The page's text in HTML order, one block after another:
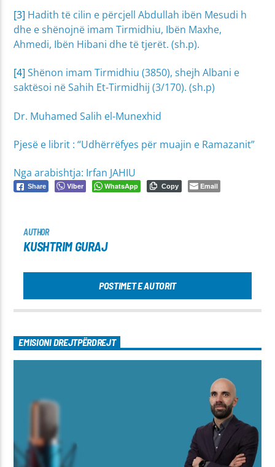
[3] Hadith të cilin e përcjell Abdullah ibën Mesudi h
dhe e shënojnë imam Tirmidhiu, Ibën Maxhe,
Ahmedi, Ibën Hibani dhe të tjerët. (sh.p).
[4] Shënon imam Tirmidhiu (3850), shejh Albani e
saktësoi në Sahih Et-Tirmidhij (3/170). (sh.p)
Dr. Muhamed Salih el-Munexhid
Pjesë e librit : “Udhërrëfyes për muajin e Ramazanit”
Nga arabishtja: Irfan JAHIU
Share Viber WhatsApp Copy Email
AUTHOR
KUSHTRIM GURAJ
POSTIMET E AUTORIT
EMISIONI DREJTPËRDREJT